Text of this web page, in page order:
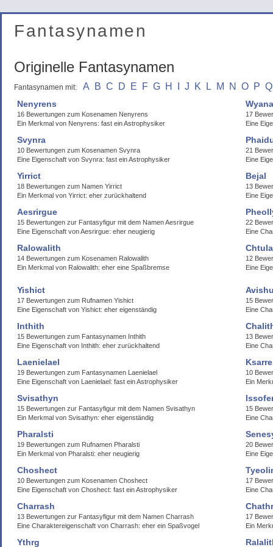
Fantasynamen
Originelle Fantasynamen
Fantasynamen mit: A B C D E F G H J K L M N O P Q
Nenyrens
16 Bewertungen zum Kosenamen Nenyrens
Ein Merkmal von Nenyrens: fast ein Astrophysiker
17
Eine
Svynra
10 Bewertungen zum Kosenamen Svynra
Eine Eigenschaft von Svynra: fast ein Astrophysiker
21
Eine
Yirrict
18 Bewertungen zum Namen Yirrict
Ein Merkmal von Yirrict: eher zurückhaltend
Bejal
13
Eine
Aesrirgue
15 Bewertungen zur Fantasyfigur mit dem Namen Aesrirgue
Eine Eigenschaft von Aesrirgue: eher neugierig
22
Eine
Ralowalith
14 Bewertungen zum Kosenamen Ralowalith
Ein Merkmal von Ralowalith: eher eine Spaßbremse
12
Eine
Yishict
17 Bewertungen zum Rufnamen Yishict
Eine Eigenschaft von Yishict: eher eigenständig
15
Eine
Inthith
15 Bewertungen zum Fantasynamen Inthith
Eine Eigenschaft von Inthith: eher zurückhaltend
13
Eine
Laenielael
19 Bewertungen zum Fantasynamen Laenielael
Eine Eigenschaft von Laenielael: fast ein Astrophysiker
10
Ein
Svisathyn
15 Bewertungen zur Fantasyfigur mit dem Namen Svisathyn
Ein Merkmal von Svisathyn: eher eigenständig
15
Eine
Pharalsti
19 Bewertungen zum Rufnamen Pharalsti
Ein Merkmal von Pharalsti: eher neugierig
20
Eine
Choshect
10 Bewertungen zum Kosenamen Choshect
Eine Eigenschaft von Choshect: fast ein Astrophysiker
17
Eine
Charrash
13 Bewertungen zur Fantasyfigur mit dem Namen Charrash
Eine Charaktereigenschaft von Charrash: eher ein Spaßvogel
17
Ein
Ythrg